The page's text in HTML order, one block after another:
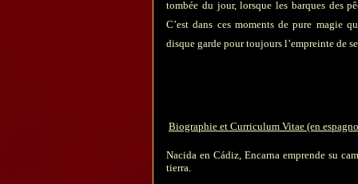
tombée du jour, lorsque les barques des
C’est dans ces moments de pure magie
disque garde pour toujours l’empreinte de
Biographie et Curriculum Vitae (en
Nacida en Cádiz, Encarna emprende su
tierra.